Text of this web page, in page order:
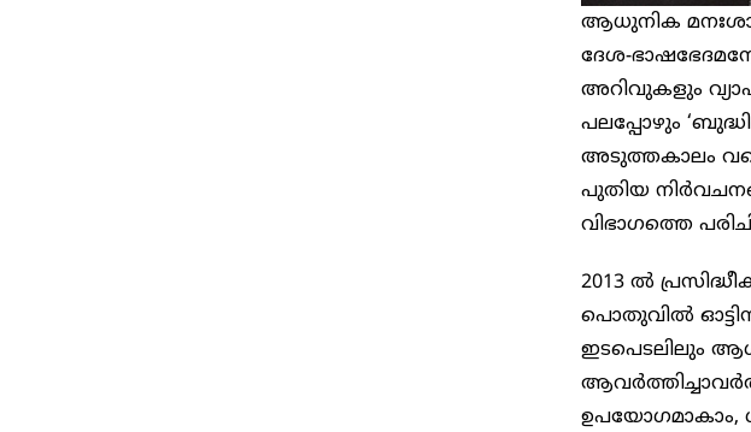
ആധുനിക
ദേശ-
അറിവുകളും
പലപ്പോഴും
അടുത്തകാലം
പുതിയ
വിഭാഗത്തെ
2013 ൽ
പൊതുവിൽ
ഇടപെടലിലും
ഉപയോഗമാകാം,